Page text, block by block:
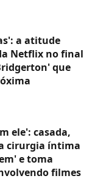
a atitude
Netflix no final
que
ele': casada,
cirurgia íntima
e toma
filmes